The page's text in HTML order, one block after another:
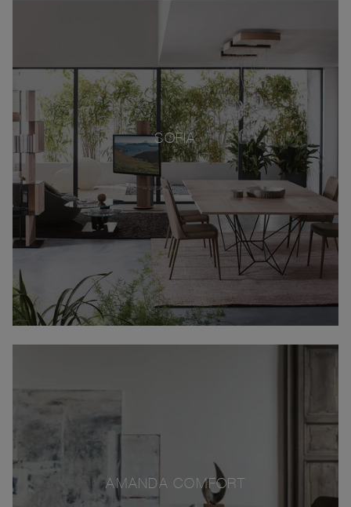
SOFIA
AMANDA COMFORT